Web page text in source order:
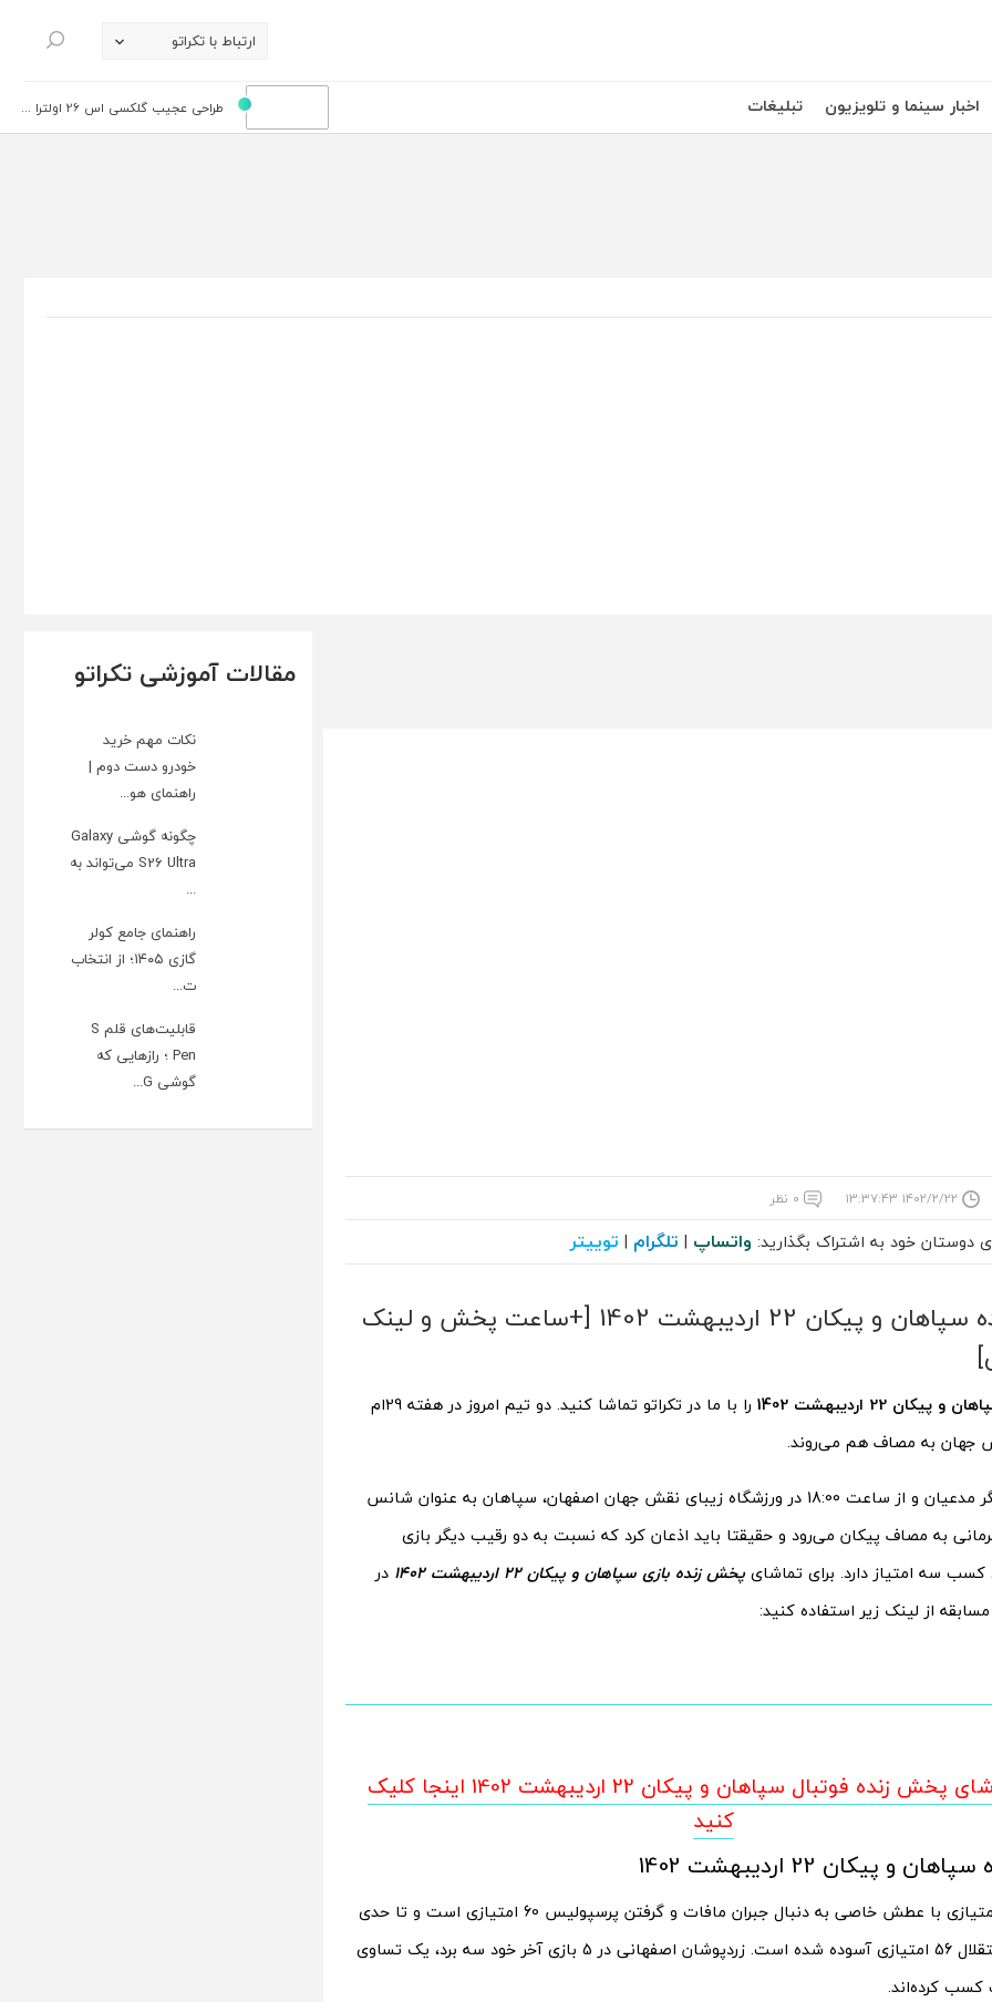
ارتباط با تکراتو
جستجو
اخبار سینما و تلویزیون تبلیغات طراحی عجیب گلکسی اس 26 اولترا ...
۱۴۰۲/۲/۲۲ ۱۳:۳۷:۴۳ ۰ نظر
دوستان خود به اشتراک بگذارید: واتساپ | تلگرام | توییتر
پخش زنده سپاهان و پیکان 22 اردیبهشت 1402 [+ساعت پخش و لینک
22 اردیبهشت 1402
را با ما در تکراتو تماشا کنید. دو تیم امروز در هفته 29ام
جهان به مصاف هم می‌روند.
همزمان با دیگر مدعیان و از ساعت 18:00 در ورزشگاه زیبای نقش جهان اصفهان،‌ سپاهان به عنوان شانس
به مصاف پیکان می‌رود و حقیقتا باید اذعان کرد که نسبت به دو رقیب دیگر بازی
کسب سه امتیاز دارد. برای تماشای پخش زنده بازی سپاهان و پیکان 22 اردیبهشت 1402
در
از لینک زیر استفاده کنید:
برای تماشای پخش زنده فوتبال سپاهان و پیکان 22 اردیبهشت 1402 اینجا کلیک
کنید
و پیکان 22 اردیبهشت 1402
سپاهان 59 امتیازی با عطش خاصی به دنبال جبران مافات و گرفتن پرسپولیس 60 امتیازی است و تا حدی
خیالش از استقلال 56 امتیازی آسوده شده است. زردپوشان اصفهانی در 5 بازی آخر خود سه برد، یک تساوی
کرده‌اند.
مقالات آموزشی تکراتو
نکات مهم خرید
خودرو دست دوم |
راهنمای هو...
چگونه گوشی Galaxy
S26 Ultra می‌تواند به
...
راهنمای جامع کولر
گازی ۱۴۰۵؛ از انتخاب
ت...
قابلیت‌های قلم S
Pen ؛ رازهایی که
گوشی G...